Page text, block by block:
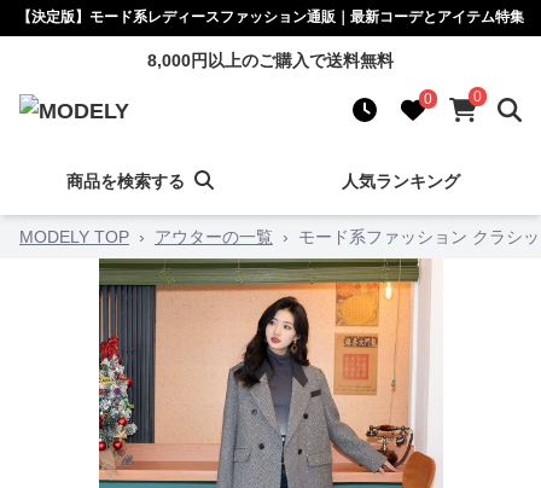
【決定版】モード系レディースファッション通販｜最新コーデとアイテム特集
8,000円以上のご購入で送料無料
0 0
商品を検索する 人気ランキング
MODELY TOP › アウターの一覧 › モード系ファッション クラシ